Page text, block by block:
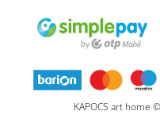
KAPOCS art home